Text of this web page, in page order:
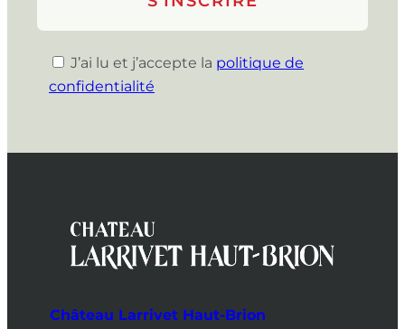
J’ai lu et j’accepte la politique de
confidentialité
Château Larrivet Haut-Brion